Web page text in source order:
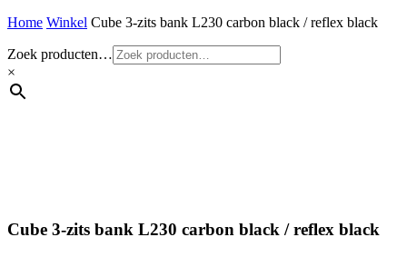
Home Winkel Cube 3-zits bank L230 carbon black / reflex black
Zoek producten…
×
Cube 3-zits bank L230 carbon black / reflex black